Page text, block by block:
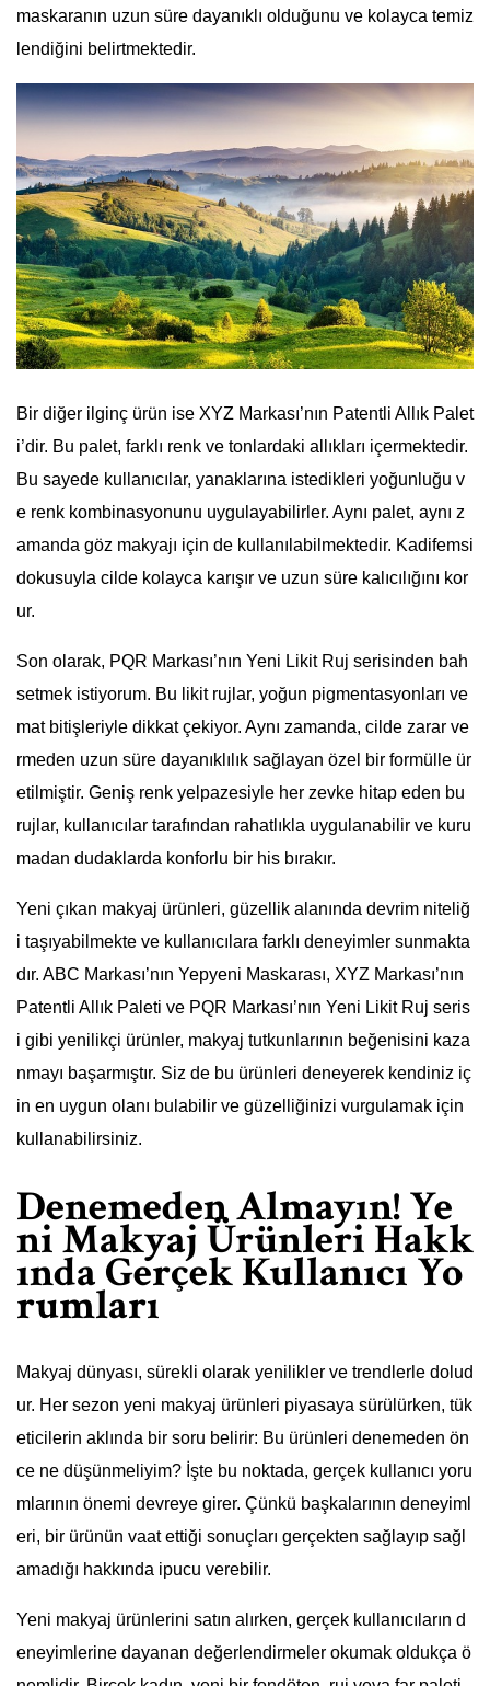
maskaranın uzun süre dayanıklı olduğunu ve kolayca temiz
lendiğini belirtmektedir.
Bir diğer ilginç ürün ise XYZ Markası’nın Patentli Allık Palet
i’dir. Bu palet, farklı renk ve tonlardaki allıkları içermektedir.
Bu sayede kullanıcılar, yanaklarına istedikleri yoğunluğu v
e renk kombinasyonunu uygulayabilirler. Aynı palet, aynı z
amanda göz makyajı için de kullanılabilmektedir. Kadifemsi
dokusuyla cilde kolayca karışır ve uzun süre kalıcılığını kor
ur.
Son olarak, PQR Markası’nın Yeni Likit Ruj serisinden bah
setmek istiyorum. Bu likit rujlar, yoğun pigmentasyonları ve
mat bitişleriyle dikkat çekiyor. Aynı zamanda, cilde zarar ve
rmeden uzun süre dayanıklılık sağlayan özel bir formülle ür
etilmiştir. Geniş renk yelpazesiyle her zevke hitap eden bu
rujlar, kullanıcılar tarafından rahatlıkla uygulanabilir ve kuru
madan dudaklarda konforlu bir his bırakır.
Yeni çıkan makyaj ürünleri, güzellik alanında devrim niteliğ
i taşıyabilmekte ve kullanıcılara farklı deneyimler sunmakta
dır. ABC Markası’nın Yepyeni Maskarası, XYZ Markası’nın
Patentli Allık Paleti ve PQR Markası’nın Yeni Likit Ruj seris
i gibi yenilikçi ürünler, makyaj tutkunlarının beğenisini kaza
nmayı başarmıştır. Siz de bu ürünleri deneyerek kendiniz iç
in en uygun olanı bulabilir ve güzelliğinizi vurgulamak için
kullanabilirsiniz.
Denemeden Almayın! Ye
ni Makyaj Ürünleri Hakk
ında Gerçek Kullanıcı Yo
rumları
Makyaj dünyası, sürekli olarak yenilikler ve trendlerle dolud
ur. Her sezon yeni makyaj ürünleri piyasaya sürülürken, tük
eticilerin aklında bir soru belirir: Bu ürünleri denemeden ön
ce ne düşünmeliyim? İşte bu noktada, gerçek kullanıcı yoru
mlarının önemi devreye girer. Çünkü başkalarının deneyiml
eri, bir ürünün vaat ettiği sonuçları gerçekten sağlayıp sağl
amadığı hakkında ipucu verebilir.
Yeni makyaj ürünlerini satın alırken, gerçek kullanıcıların d
eneyimlerine dayanan değerlendirmeler okumak oldukça ö